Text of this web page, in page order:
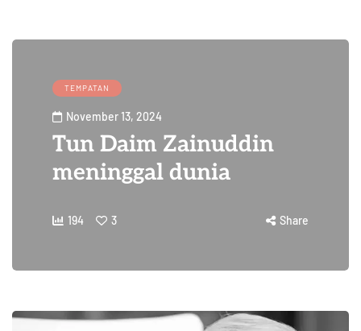
TEMPATAN
November 13, 2024
Tun Daim Zainuddin
meninggal dunia
194 3 Share